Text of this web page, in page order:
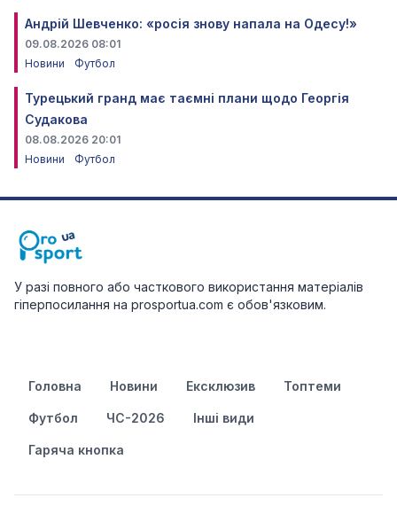
Андрій Шевченко: «росія знову напала на Одесу!»
09.08.2026 08:01
Новини
Футбол
Турецький гранд має таємні плани щодо Георгія
Судакова
08.08.2026 20:01
Новини
Футбол
У разі повного або часткового використання матеріалів
гіперпосилання на prosportua.com є обов'язковим.
Головна Новини Ексклюзив Топтеми
Футбол ЧС-2026 Інші види
Гаряча кнопка